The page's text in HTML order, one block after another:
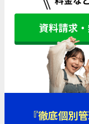
『徹底個別管